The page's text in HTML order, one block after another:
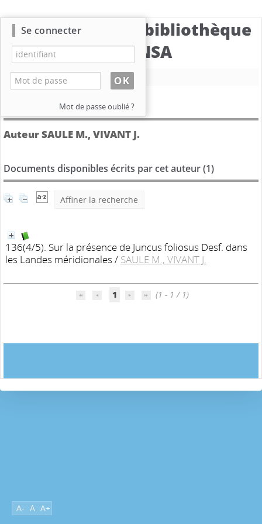
Catalogue de la bibliothèque
du CBNSA
Nouvelle recherche
Détail de l'auteur
Auteur SAULE M., VIVANT J.
Documents disponibles écrits par cet auteur (1)
Affiner la recherche
136(4/5). Sur la présence de Juncus foliosus Desf. dans
les Landes méridionales / SAULE M., VIVANT J.
1 (1 - 1 / 1)
A- A A+
Se connecter
Mot de passe oublié ?